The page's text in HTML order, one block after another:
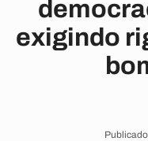
exigindo